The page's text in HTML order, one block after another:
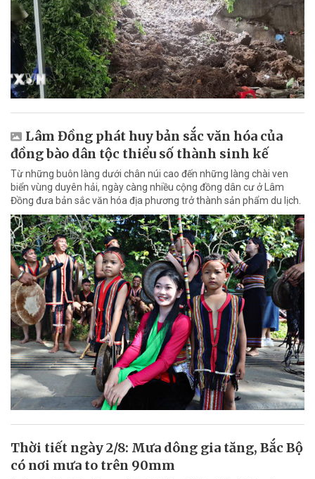
Lâm Đồng phát huy bản sắc văn hóa của
đồng bào dân tộc thiểu số thành sinh kế
Từ những buôn làng dưới chân núi cao đến những làng chài ven
biển vùng duyên hải, ngày càng nhiều cộng đồng dân cư ở Lâm
Đồng đưa bản sắc văn hóa địa phương trở thành sản phẩm du lịch.
Thời tiết ngày 2/8: Mưa dông gia tăng, Bắc Bộ
có nơi mưa to trên 90mm